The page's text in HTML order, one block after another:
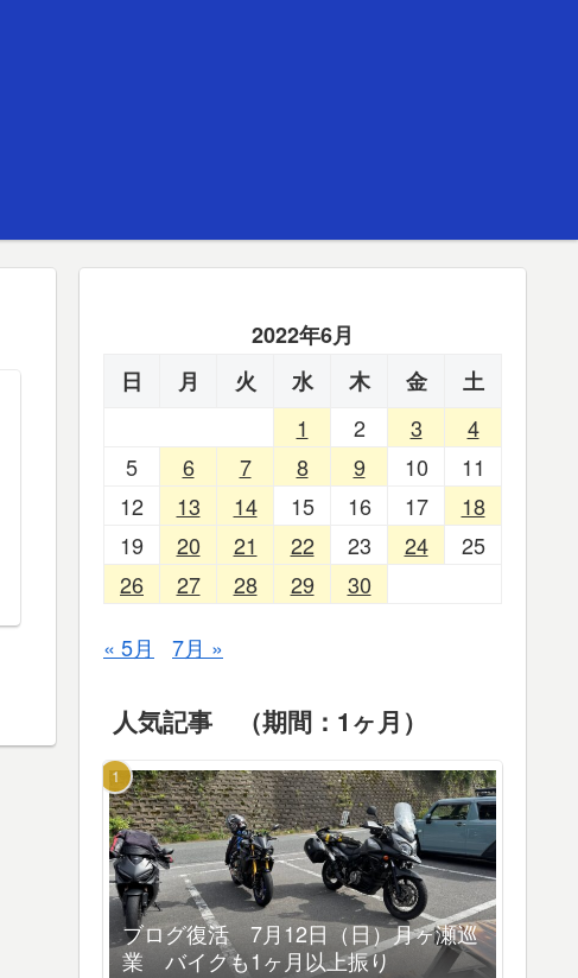
2022年6月
日
月 火 水 木 金
土
1
2 3
4
5
6 7 8 9 10
11
12
13 14 15 16 17
18
19
20 21 22 23 24
25
26
27 28 29 30
« 5月 7月 »
人気記事 （期間：1ヶ月）
ブログ復活 7月12日（日）月ヶ瀬巡
業 バイクも1ヶ月以上振り